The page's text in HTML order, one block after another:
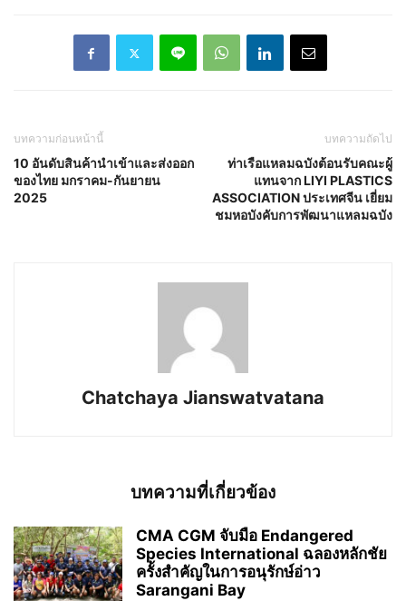
บทความก่อนหน้านี้
10 อันดับสินค้านำเข้าและส่งออก
ของไทย มกราคม-กันยายน
2025
บทความถัดไป
ท่าเรือแหลมฉบังต้อนรับคณะผู้
แทนจาก LIYI PLASTICS
ASSOCIATION ประเทศจีน เยี่ยม
ชมหอบังคับการพัฒนาแหลมฉบัง
Chatchaya Jianswatvatana
บทความที่เกี่ยวข้อง
CMA CGM จับมือ Endangered
Species International ฉลองหลักชัย
ครั้งสำคัญในการอนุรักษ์อ่าว
Sarangani Bay